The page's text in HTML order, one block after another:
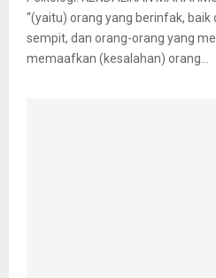
“(yaitu) orang yang berinfak,
sempit, dan orang-orang yang
memaafkan (kesalahan) orang...